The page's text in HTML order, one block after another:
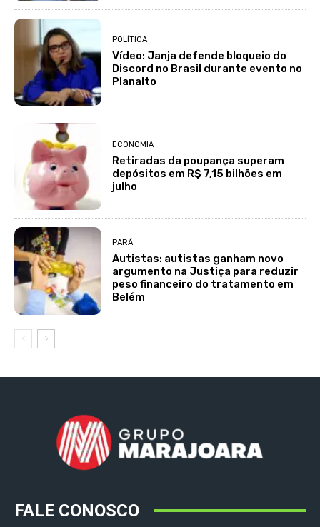
POLÍTICA
Vídeo: Janja defende bloqueio do
Discord no Brasil durante evento no
Planalto
ECONOMIA
Retiradas da poupança superam
depósitos em R$ 7,15 bilhões em
julho
PARÁ
Autistas: autistas ganham novo
argumento na Justiça para reduzir
peso financeiro do tratamento em
Belém
FALE CONOSCO